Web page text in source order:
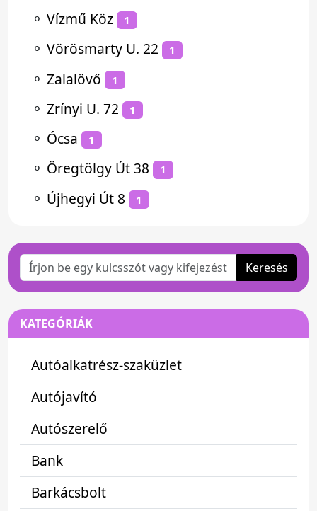
⚬ Vízmű Köz 1
⚬ Vörösmarty U. 22 1
⚬ Zalalövő 1
⚬ Zrínyi U. 72 1
⚬ Ócsa 1
⚬ Öregtölgy Út 38 1
⚬ Újhegyi Út 8 1
Keresés
KATEGÓRIÁK
Autóalkatrész-szaküzlet
Autójavító
Autószerelő
Bank
Barkácsbolt